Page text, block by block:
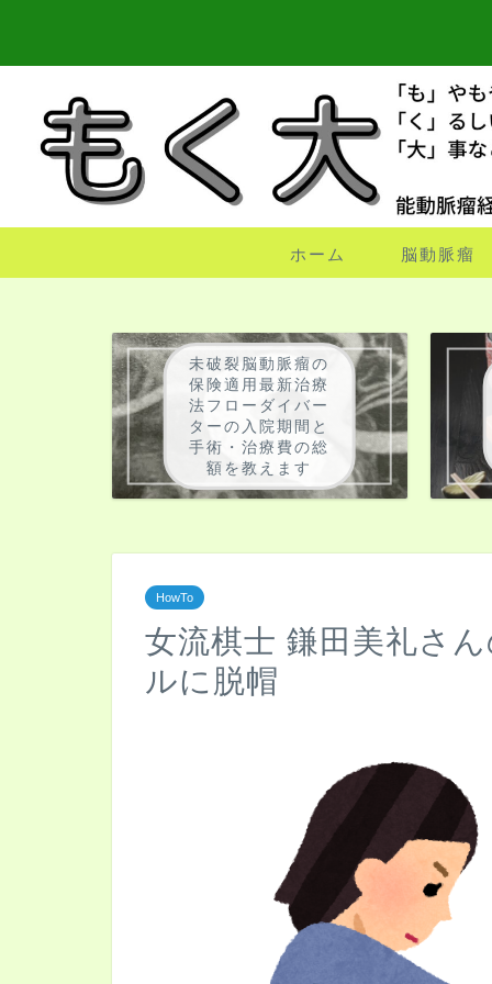
ホーム 脳動脈瘤
未破裂脳動脈瘤の
保険適用最新治療
法フローダイバー
ターの入院期間と
手術・治療費の総
額を教えます
HowTo
女流棋士 鎌田美礼さ
ルに脱帽